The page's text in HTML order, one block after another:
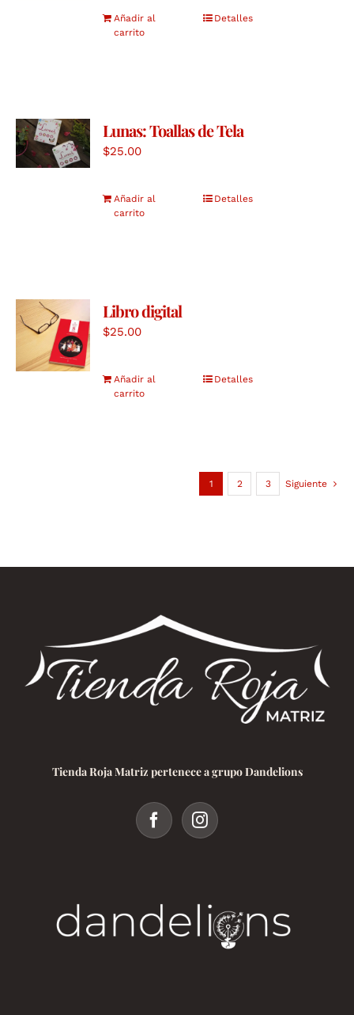
Añadir al
carrito
Detalles
Lunas: Toallas de Tela
$25.00
Añadir al
carrito
Detalles
Libro digital
$25.00
Añadir al
carrito
Detalles
1 2 3 Siguiente
Tienda Roja Matriz pertenece a grupo Dandelions